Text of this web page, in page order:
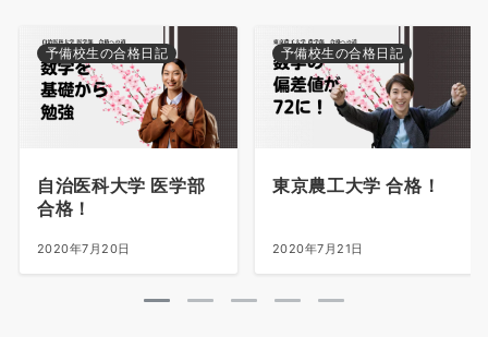
予備校生の合格日記
自治医科大学 医学部
合格！
2020年7月20日
予備校生の合格日記
東京農工大学 合格！
2020年7月21日